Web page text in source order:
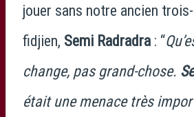
jouer sans notre ancien
fidjien, Semi Radradra : “
change, pas grand-chose.
était une menace très